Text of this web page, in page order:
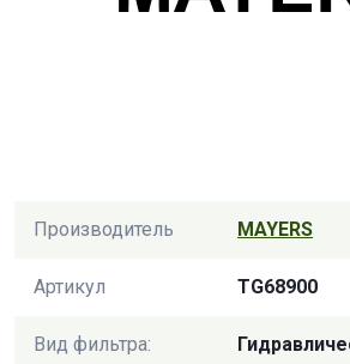
Производитель MAYERS
Артикул TG68900
Вид фильтра: